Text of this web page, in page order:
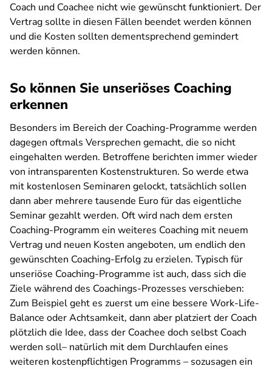
Coach und Coachee nicht wie gewünscht funktioniert. Der
Vertrag sollte in diesen Fällen beendet werden können
und die Kosten sollten dementsprechend gemindert
werden können.
So können Sie unseriöses Coaching
erkennen
Besonders im Bereich der Coaching-Programme werden
dagegen oftmals Versprechen gemacht, die so nicht
eingehalten werden. Betroffene berichten immer wieder
von intransparenten Kostenstrukturen. So werde etwa
mit kostenlosen Seminaren gelockt, tatsächlich sollen
dann aber mehrere tausende Euro für das eigentliche
Seminar gezahlt werden. Oft wird nach dem ersten
Coaching-Programm ein weiteres Coaching mit neuem
Vertrag und neuen Kosten angeboten, um endlich den
gewünschten Coaching-Erfolg zu erzielen. Typisch für
unseriöse Coaching-Programme ist auch, dass sich die
Ziele während des Coachings-Prozesses verschieben:
Zum Beispiel geht es zuerst um eine bessere Work-Life-
Balance oder Achtsamkeit, dann aber platziert der Coach
plötzlich die Idee, dass der Coachee doch selbst Coach
werden soll– natürlich mit dem Durchlaufen eines
weiteren kostenpflichtigen Programms – sozusagen ein